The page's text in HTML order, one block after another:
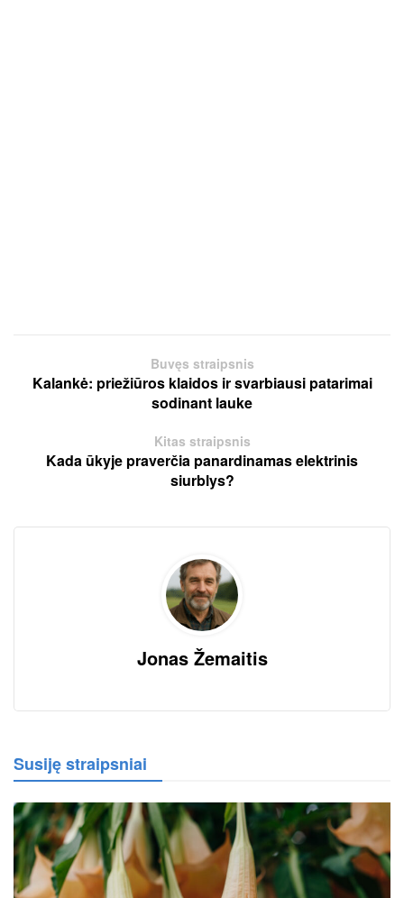
Buvęs straipsnis
Kalankė: priežiūros klaidos ir svarbiausi patarimai
sodinant lauke
Kitas straipsnis
Kada ūkyje praverčia panardinamas elektrinis
siurblys?
Jonas Žemaitis
Susiję straipsniai